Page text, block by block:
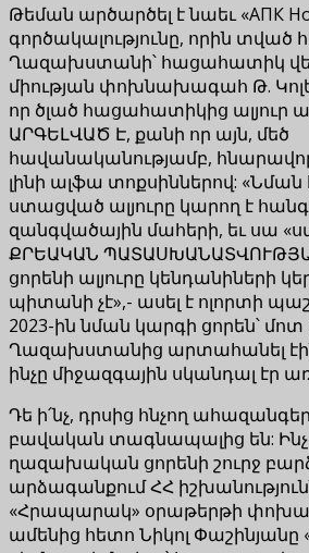
Թեման արծարծել է նաեւ «АПК
գործակալությունը, որին տված
Ղազախստանի՝ հացահատիկ
միության փոխնախագահ Թ.
որ ծլած հացահատիկից ալյուր
ԱՐԳԵԼՎԱԾ Է, քանի որ այն, մեծ
հավանականությամբ,
լինի ալֆա տոքսիններով:
ստացված ալյուրը կարող է
զանգվածային մահերի, եւ սա
ՔՐԵԱԿԱՆ
ցորենի ալյուրը կենդանիների
պիտանի չէ»,- ասել է ոլորտի
2023-ին նման կարգի ցորեն՝
Ղազախստանից արտահանել
ինչը միջազգային սկանդալ էր
Դե ի՛նչ, դրսից հնչող
բավական տագնապալից են:
ղազախական ցորենի շուրջ
արձագանքում ՀՀ
«Հրապարակ» օրաթերթի
ամենից հետո Նիկոլ Փաշինյանը